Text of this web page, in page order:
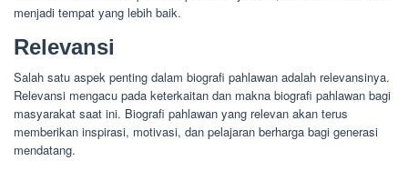
menjadi tempat yang lebih baik.
Relevansi
Salah satu aspek penting dalam biografi pahlawan adalah relevansinya.
Relevansi mengacu pada keterkaitan dan makna biografi pahlawan bagi
masyarakat saat ini. Biografi pahlawan yang relevan akan terus
memberikan inspirasi, motivasi, dan pelajaran berharga bagi generasi
mendatang.